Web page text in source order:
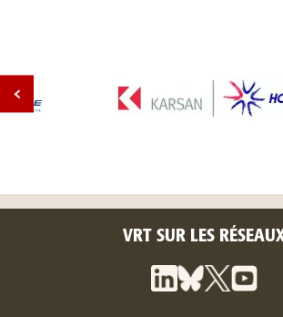
VRT SUR LES